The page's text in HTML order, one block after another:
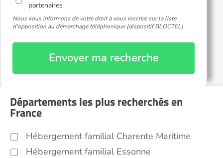
partenaires
Nous vous informons de votre droit à vous inscrire sur la liste
d'opposition au démarchage téléphonique (dispositif BLOCTEL).
Envoyer ma recherche
Départements les plus recherchés en
France
Hébergement familial Charente Maritime
Hébergement familial Essonne